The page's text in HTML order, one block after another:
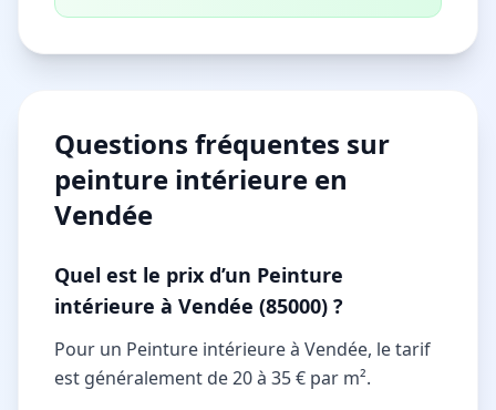
Questions fréquentes sur
peinture intérieure en
Vendée
Quel est le prix d’un Peinture
intérieure à Vendée (85000) ?
Pour un Peinture intérieure à Vendée, le tarif
est généralement de 20 à 35 € par m².